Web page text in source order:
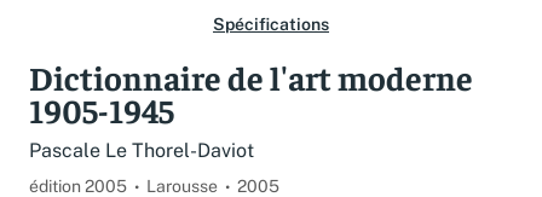
Dictionnaire de l'art moderne
1905-1945